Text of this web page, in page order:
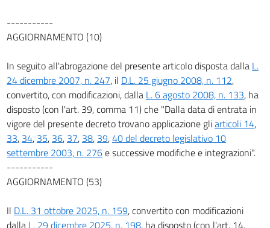
54
56
57
58
59
59 bis
60
Capo
I
-----------
AGGIORNAMENTO (10)
In seguito all'abrogazione del presente articolo disposta dalla L.
24 dicembre 2007, n. 247, il D.L. 25 giugno 2008, n. 112,
convertito, con modificazioni, dalla L. 6 agosto 2008, n. 133, ha
disposto (con l'art. 39, comma 11) che "Dalla data di entrata in
vigore del presente decreto trovano applicazione gliarticoli 14,
33, 34, 35, 36, 37, 38, 39,40 del decreto legislativo 10
settembre 2003, n. 276e successive modifiche e integrazioni".
-----------
AGGIORNAMENTO (53)
Il D.L. 31 ottobre 2025, n. 159, convertito con modificazioni
dalla L. 29 dicembre 2025, n. 198, ha disposto (con l'art. 14,